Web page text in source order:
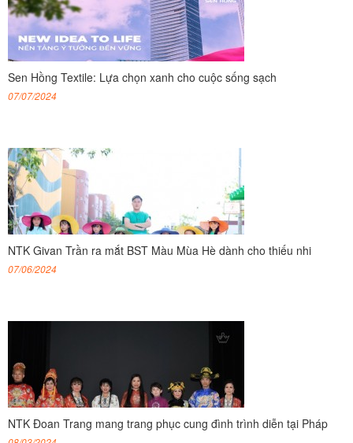
Sen Hồng Textile: Lựa chọn xanh cho cuộc sống sạch
07/07/2024
NTK Givan Trần ra mắt BST Màu Mùa Hè dành cho thiếu nhi
07/06/2024
NTK Đoan Trang mang trang phục cung đình trình diễn tại Pháp